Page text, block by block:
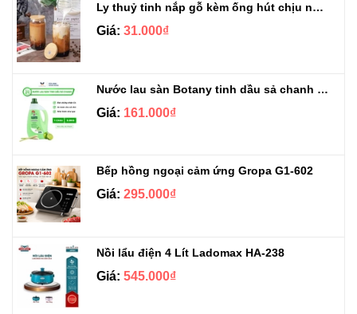
Ly thuỷ tinh nắp gỗ kèm ống hút chịu nhiệt 500ml
Giá: 31.000₫
Nước lau sàn Botany tinh dầu sả chanh chai 3.9kg
Giá: 161.000₫
Bếp hồng ngoại cảm ứng Gropa G1-602
Giá: 295.000₫
Nồi lẩu điện 4 Lít Ladomax HA-238
Giá: 545.000₫